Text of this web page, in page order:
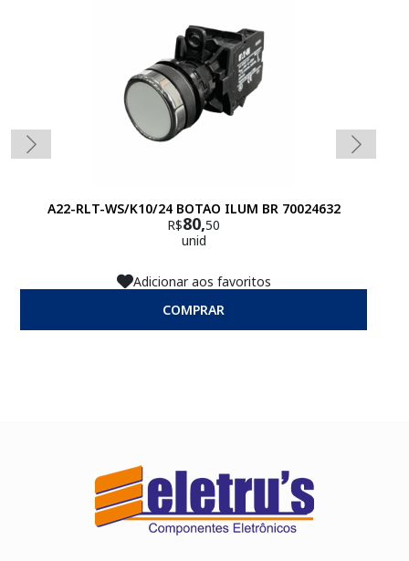
A22-RLT-WS/K10/24 BOTAO ILUM BR 70024632
R$80,50
unid
Adicionar aos favoritos
COMPRAR